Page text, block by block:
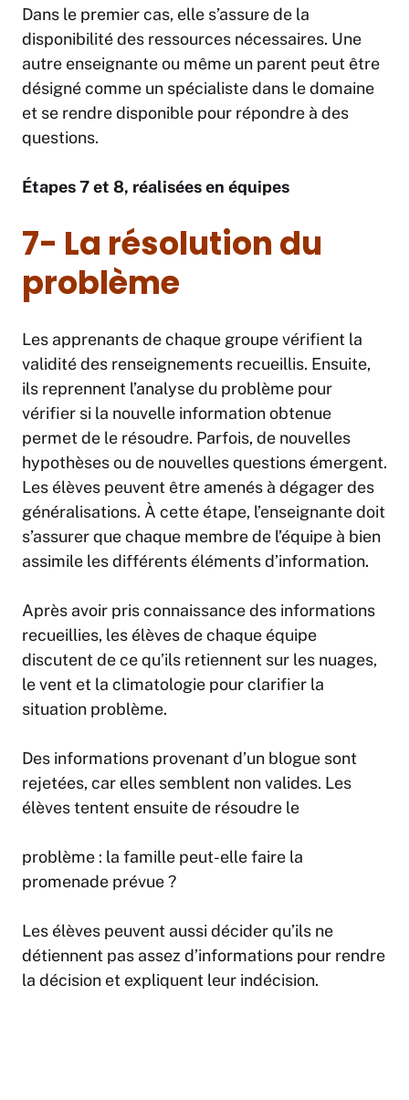
Dans le premier cas, elle s’assure de la
disponibilité des ressources nécessaires. Une
autre enseignante ou même un parent peut être
désigné comme un spécialiste dans le domaine
et se rendre disponible pour répondre à des
questions.
Étapes 7 et 8, réalisées en équipes
7- La résolution du
problème
Les apprenants de chaque groupe vérifient la
validité des renseignements recueillis. Ensuite,
ils reprennent l’analyse du problème pour
vérifier si la nouvelle information obtenue
permet de le résoudre. Parfois, de nouvelles
hypothèses ou de nouvelles questions émergent.
Les élèves peuvent être amenés à dégager des
généralisations. À cette étape, l’enseignante doit
s’assurer que chaque membre de l’équipe à bien
assimile les différents éléments d’information.
Après avoir pris connaissance des informations
recueillies, les élèves de chaque équipe
discutent de ce qu’ils retiennent sur les nuages,
le vent et la climatologie pour clarifier la
situation problème.
Des informations provenant d’un blogue sont
rejetées, car elles semblent non valides. Les
élèves tentent ensuite de résoudre le
problème : la famille peut-elle faire la
promenade prévue ?
Les élèves peuvent aussi décider qu’ils ne
détiennent pas assez d’informations pour rendre
la décision et expliquent leur indécision.